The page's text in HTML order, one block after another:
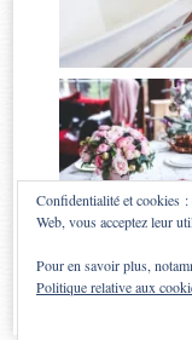
Confidentialité et cookies
Web, vous acceptez leur
Pour en savoir plus,
Politique relative aux